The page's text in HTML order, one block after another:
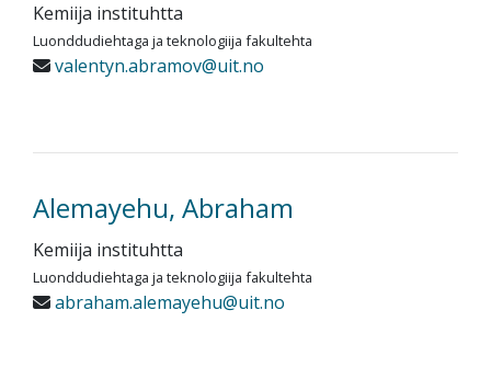
Kemiija instituhtta
Luonddudiehtaga ja teknologiija fakultehta
valentyn.abramov@uit.no
Alemayehu, Abraham
Kemiija instituhtta
Luonddudiehtaga ja teknologiija fakultehta
abraham.alemayehu@uit.no